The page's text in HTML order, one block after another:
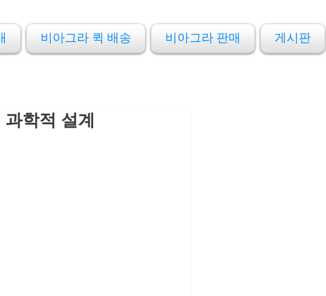
비아그라 퀵 배송 비아그라 판매 게시판
학적 설계